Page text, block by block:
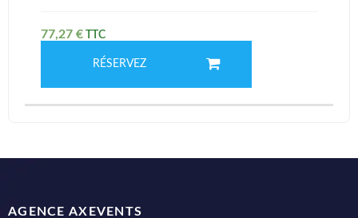
77,27 €
RÉSERVEZ
AGENCE AXEVENTS